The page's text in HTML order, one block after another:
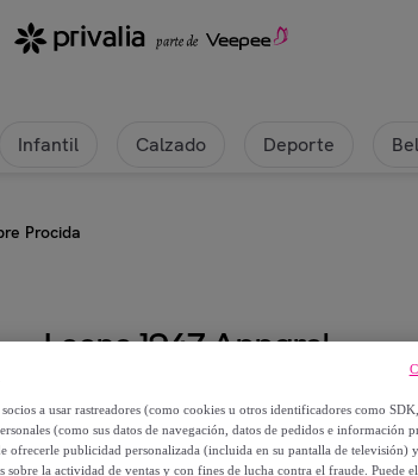
Infantil Calzado Deporte
Procida
Leone 1947 Apparel
Zapatillas de hombre Procida
99
a usar rastreadores (como cookies u otros identificadores como
(como sus datos de navegación, datos de pedidos e información
ofrecerle publicidad personalizada (incluida en su pantalla de televisión)
sobre la actividad de ventas y con fines de lucha contra el fraude. Puede